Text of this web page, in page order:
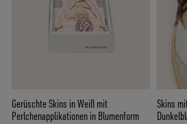
Gerüschte Skins in Weiß mit
Perlchenapplikationen in Blumenform
Skins